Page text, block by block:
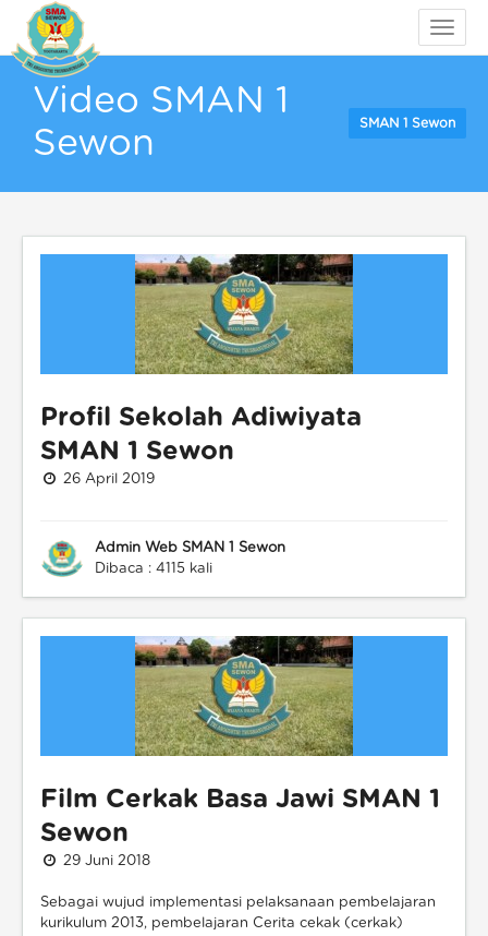
Toggle
Video SMAN 1
Sewon
SMAN 1 Sewon
Profil Sekolah Adiwiyata
SMAN 1 Sewon
26 April 2019
Admin Web SMAN 1 Sewon
Dibaca : 4115 kali
Film Cerkak Basa Jawi SMAN 1
Sewon
29 Juni 2018
Sebagai wujud implementasi pelaksanaan pembelajaran
kurikulum 2013, pembelajaran Cerita cekak (cerkak)